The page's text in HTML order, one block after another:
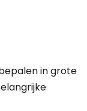
in grote